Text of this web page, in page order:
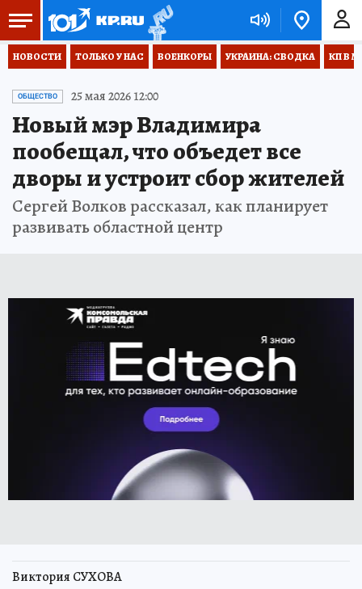
НОВОСТИ ТОЛЬКО У НАС ВОЕНКОРЫ УКРАИНА: СВОДКА КП В
ОБЩЕСТВО 25 мая 2026 12:00
Новый мэр Владимира
пообещал, что объедет все
дворы и устроит сбор жителей
Сергей Волков рассказал, как планирует
развивать областной центр
Виктория СУХОВА